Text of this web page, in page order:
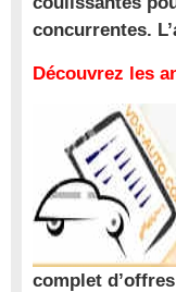
concurrentes.
Découvrez les
complet